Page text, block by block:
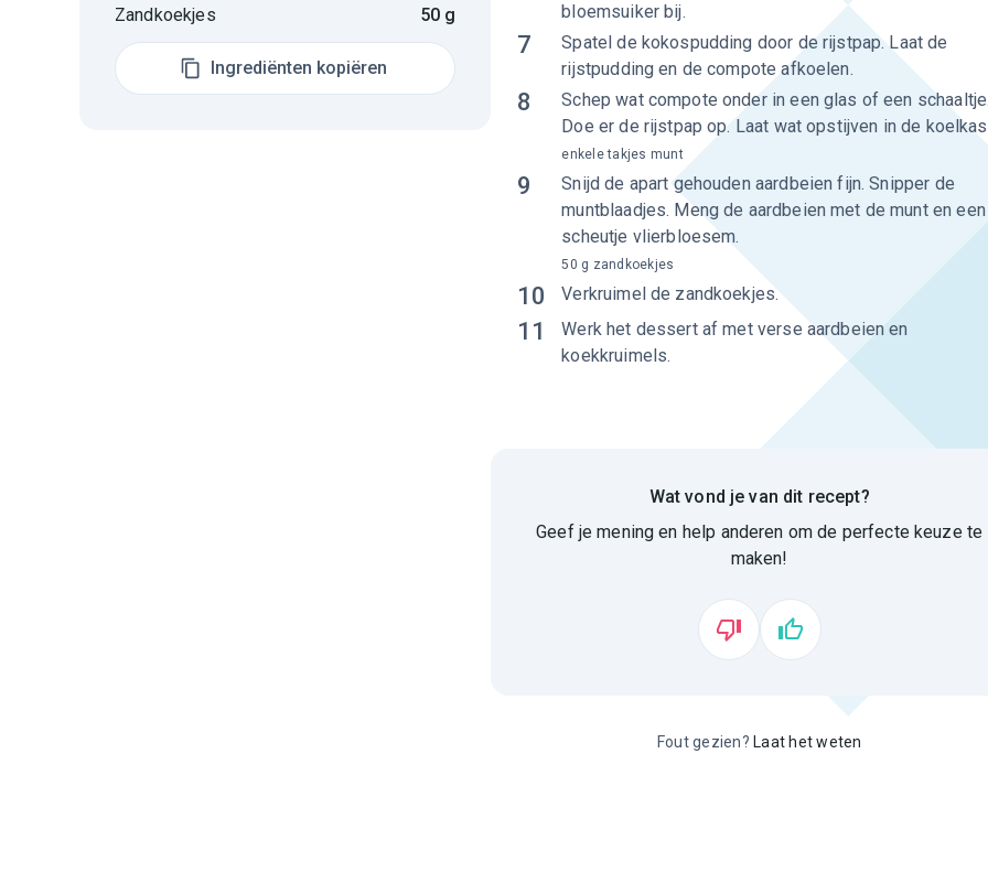
Zandkoekjes 50 g
Ingrediënten kopiëren
bloemsuiker bij.
7
Spatel de kokospudding door de rijstpap. Laat de
rijstpudding en de compote afkoelen.
8
Schep wat compote onder in een glas of een
Doe er de rijstpap op. Laat wat opstijven in de
9
Snijd de apart gehouden aardbeien fijn. Snipper de
muntblaadjes. Meng de aardbeien met de munt en een
scheutje vlierbloesem.
enkele takjes munt
10 Verkruimel de zandkoekjes.
50 g zandkoekjes
11
Werk het dessert af met verse aardbeien en
koekkruimels.
Wat vond je van dit recept?
Geef je mening en help anderen om de perfecte keuze te
maken!
Fout gezien? Laat het weten